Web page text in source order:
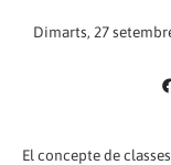
Dimarts, 27
El concepte de